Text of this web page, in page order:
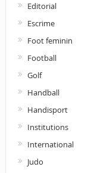
Editorial
Escrime
Foot feminin
Football
Golf
Handball
Handisport
Institutions
International
Judo